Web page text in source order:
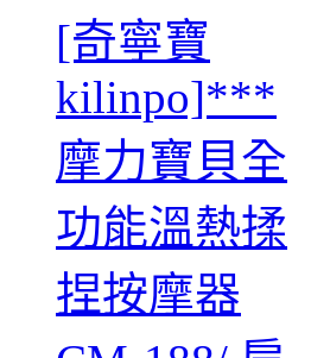
[奇寧寶
kilinpo]***
摩力寶貝全
功能溫熱揉
捏按摩器